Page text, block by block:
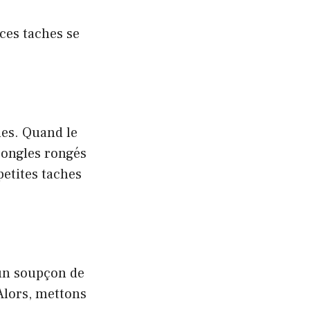
taches se
Quand le
rongés
taches
soupçon de
mettons